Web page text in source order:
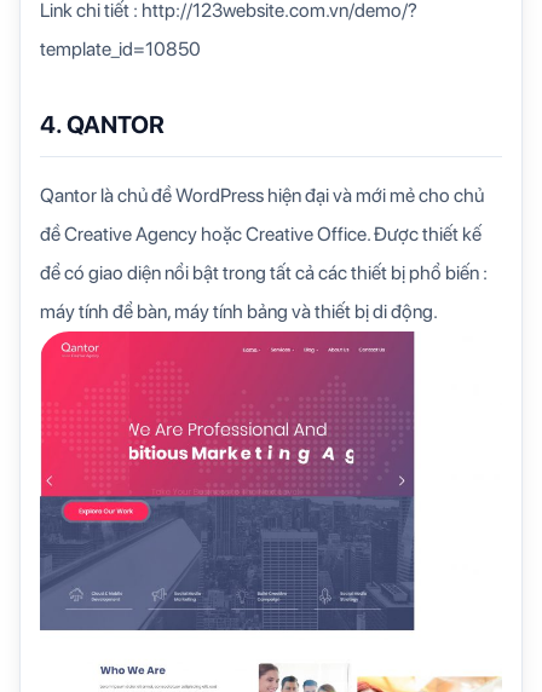
Link chi tiết : http://123website.com.vn/demo/?
template_id=10850
4. QANTOR
Qantor là chủ đề WordPress hiện đại và mới mẻ cho chủ
đề Creative Agency hoặc Creative Office. Được thiết kế
để có giao diện nổi bật trong tất cả các thiết bị phổ biến :
máy tính để bàn, máy tính bảng và thiết bị di động.